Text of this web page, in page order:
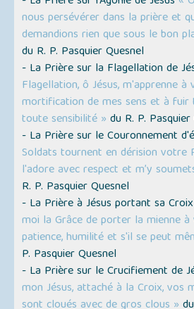
nous persévérer dans la prière et
demandions rien que sous le bon
du R. P. Pasquier Quesnel
- La Prière sur la Flagellation de
Flagellation, ô Jésus, m'apprenne à
mortification de mes sens et à fuir
toute sensibilité » du R. P.
- La Prière sur le Couronnement
Soldats tournent en dérision votre
l'adore avec respect et m’y
R. P. Pasquier Quesnel
- La Prière à Jésus portant sa Croix
moi la Grâce de porter la mienne
patience, humilité et s'il se peut
P. Pasquier Quesnel
- La Prière sur le Crucifiement de
mon Jésus, attaché à la Croix, vos